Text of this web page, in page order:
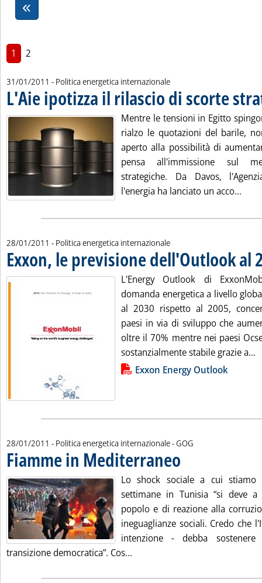
1 2
31/01/2011 - Politica energetica internazionale
L'Aie ipotizza il rilascio di scorte
Mentre le tensioni in Egitto
rialzo le quotazioni del barile,
aperto alla possibilità di
pensa all'immissione sul
strategiche. Da Davos,
l'energia ha lanciato un acco...
28/01/2011 - Politica energetica internazionale
Exxon, le previsione dell'Outlook al
L'Energy Outlook di
domanda energetica a livello
al 2030 rispetto al 2005,
paesi in via di sviluppo che
oltre il 70% mentre nei paesi
sostanzialmente stabile grazie a...
Lista allegati PDF alla notiziaExxon Energy Outlook
28/01/2011 - Politica energetica internazionale -di:
GOG
Fiamme in Mediterraneo
Lo shock sociale a cui stiamo
settimane in Tunisia “si deve
popolo e di reazione alla
ineguaglianze sociali. Credo che
intenzione - debba
transizione democratica”. Cos...